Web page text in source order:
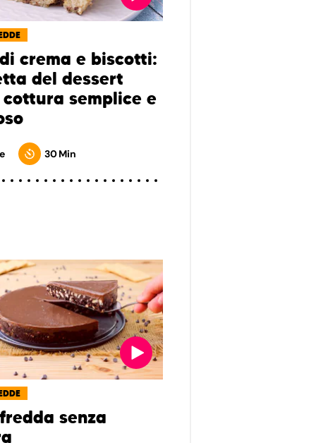
crema e biscotti:
del dessert
cottura semplice e
30 Min
senza